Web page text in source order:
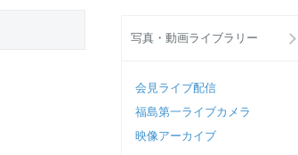
写真・動画ライブラリー
会見ライブ配信
福島第一ライブカメラ
映像アーカイブ